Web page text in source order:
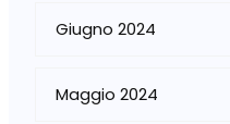
Giugno 2024
Maggio 2024